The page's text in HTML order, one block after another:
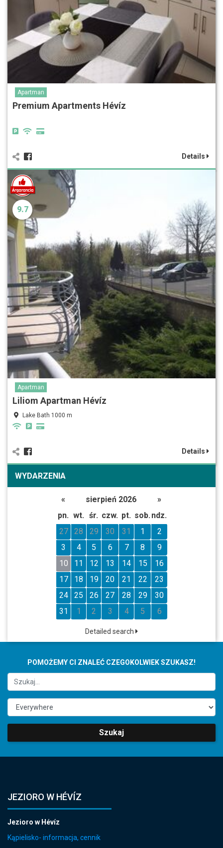
Apartman
Premium Apartments Hévíz
Details
9.7
Apartman
Liliom Apartman Hévíz
Lake Bath 1000 m
Details
WYDARZENIA
« sierpień 2026
»
pn. wt. śr. czw. pt. sob. ndz.
27
28 29 30 31 1
2
3
4 5 6 7 8
9
10
11 12 13 14 15
16
17
18 19 20 21 22
23
24
25 26 27 28 29
30
31
1 2 3 4 5 6
Detailed search
POMOŻEMY CI ZNALEĆ CZEGOKOLWIEK SZUKASZ!
Szukaj
JEZIORO W HÉVÍZ
Jezioro w Hévíz
Kąpielisko- informacja, cennik